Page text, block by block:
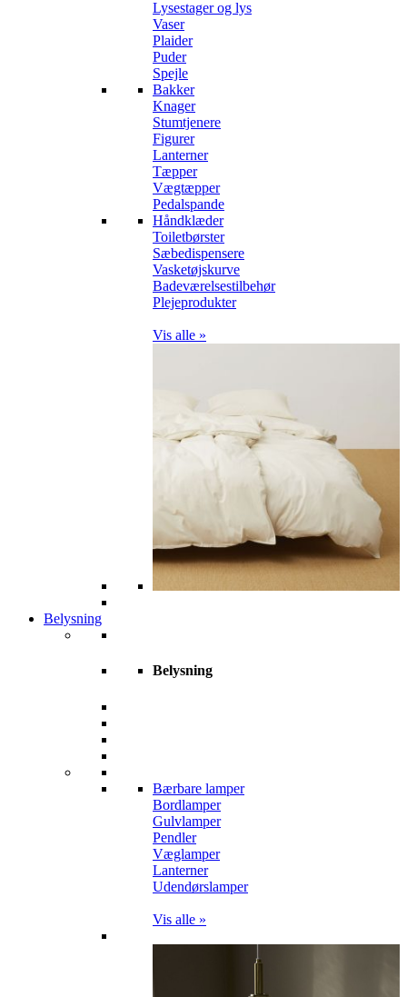
Lysestager og lys
Vaser
Plaider
Puder
Spejle
Bakker
Knager
Stumtjenere
Figurer
Lanterner
Tæpper
Vægtæpper
Pedalspande
Håndklæder
Toiletbørster
Sæbedispensere
Vasketøjskurve
Badeværelsestilbehør
Plejeprodukter
Vis alle »
Belysning
Belysning
Bærbare lamper
Bordlamper
Gulvlamper
Pendler
Væglamper
Lanterner
Udendørslamper
Vis alle »